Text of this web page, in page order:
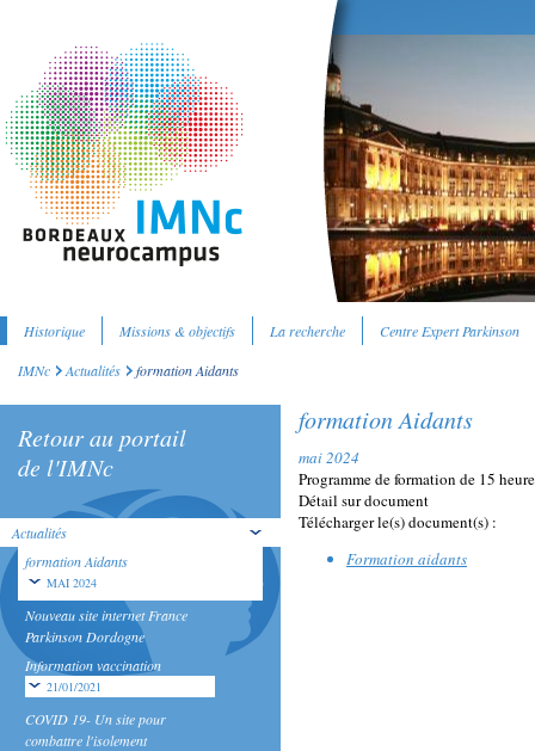
Historique Missions & objectifs La recherche Centre Expert Parkinson
IMNc Actualités formation Aidants
Retour au portail
de l'IMNc
Actualités
formation Aidants
MAI 2024
Nouveau site internet France
Parkinson Dordogne
Information vaccination
21/01/2021
COVID 19- Un site pour
combattre l'isolement
formation Aidants
mai 2024
Programme de formation de 15
Détail sur document
Télécharger le(s) document(s) :
Formation aidants